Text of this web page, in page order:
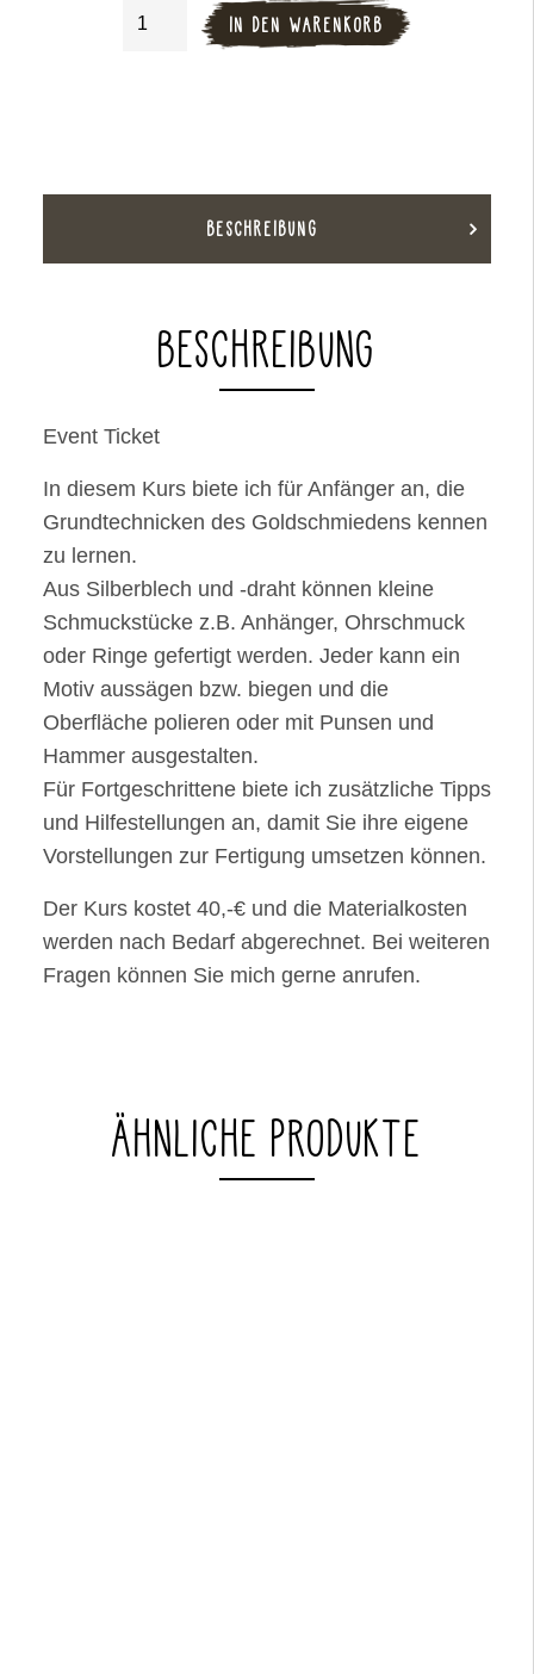
Ticket:
Silberschmuck
IN DEN WARENKORB
BESCHREIBUNG
BESCHREIBUNG
Event Ticket
In diesem Kurs biete ich für Anfänger an, die
Grundtechnicken des Goldschmiedens kennen
zu lernen.
Aus Silberblech und -draht können kleine
Schmuckstücke z.B. Anhänger, Ohrschmuck
oder Ringe gefertigt werden. Jeder kann ein
Motiv aussägen bzw. biegen und die
Oberfläche polieren oder mit Punsen und
Hammer ausgestalten.
Für Fortgeschrittene biete ich zusätzliche Tipps
und Hilfestellungen an, damit Sie ihre eigene
Vorstellungen zur Fertigung umsetzen können.
Der Kurs kostet 40,-€ und die Materialkosten
werden nach Bedarf abgerechnet. Bei weiteren
Fragen können Sie mich gerne anrufen.
ÄHNLICHE PRODUKTE